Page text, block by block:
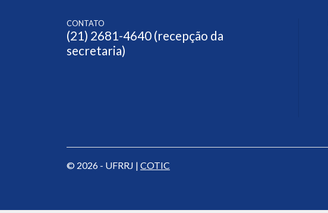
CONTATO
(21) 2681-4640 (recepção da
secretaria)
© 2026 - UFRRJ | COTIC